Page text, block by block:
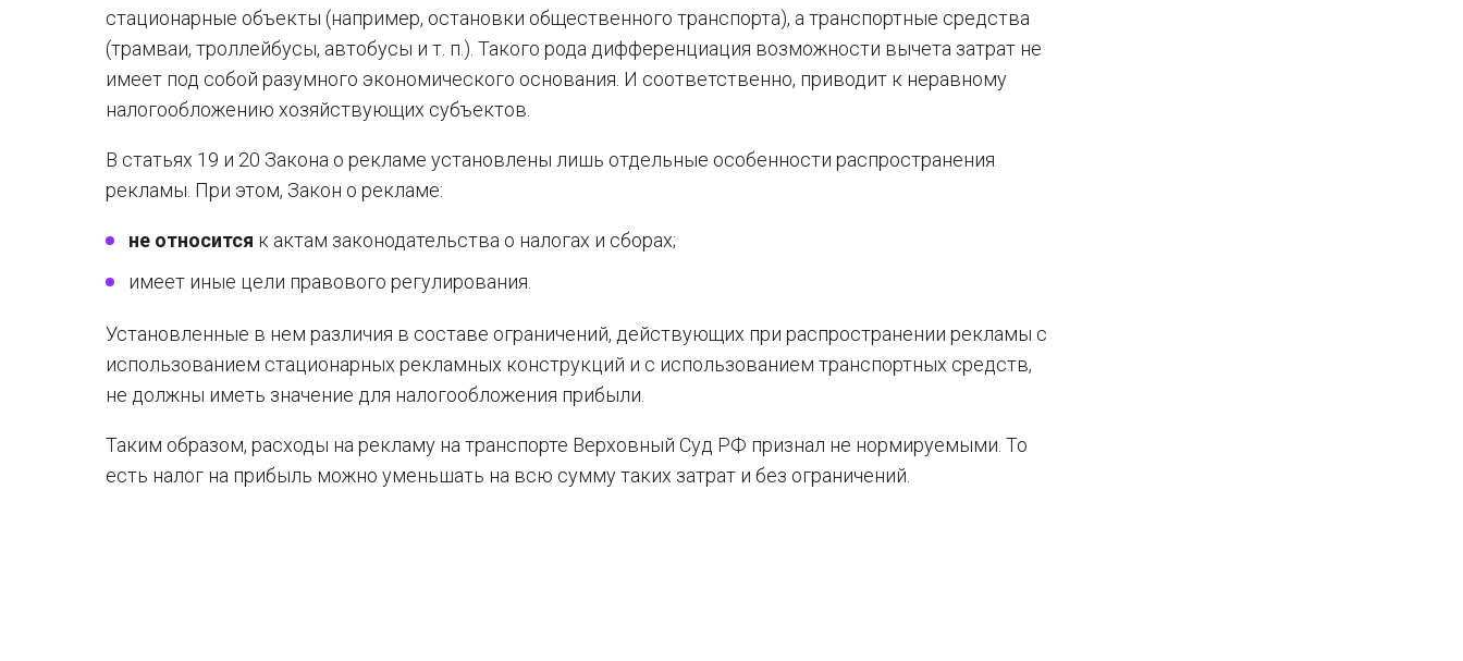
стационарные объекты (например, остановки общественного транспорта), а транспортные средства
(трамваи, троллейбусы, автобусы и т. п.). Такого рода дифференциация возможности вычета затрат не
имеет под собой разумного экономического основания. И соответственно, приводит к неравному
налогообложению хозяйствующих субъектов.
В статьях 19 и 20 Закона о рекламе установлены лишь отдельные особенности распространения
рекламы. При этом, Закон о рекламе:
не относится к актам законодательства о налогах и сборах;
имеет иные цели правового регулирования.
Установленные в нем различия в составе ограничений, действующих при распространении рекламы с
использованием стационарных рекламных конструкций и с использованием транспортных средств,
не должны иметь значение для налогообложения прибыли.
Таким образом, расходы на рекламу на транспорте Верховный Суд РФ признал не нормируемыми. То
есть налог на прибыль можно уменьшать на всю сумму таких затрат и без ограничений.